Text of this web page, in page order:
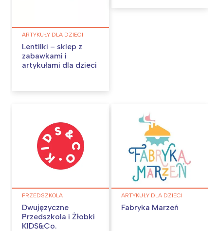
ARTYKUŁY DLA DZIECI
Lentilki – sklep z
zabawkami i
artykułami dla dzieci
PRZEDSZKOLA
Dwujęzyczne
Przedszkola i Żłobki
KIDS&Co.
ARTYKUŁY DLA DZIECI
Fabryka Marzeń